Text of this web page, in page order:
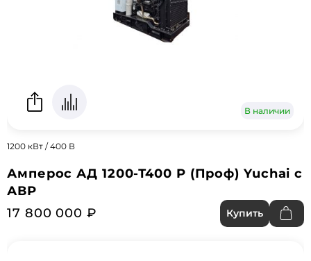
В наличии
1200 кВт / 400 В
Амперос АД 1200-Т400 P (Проф) Yuchai с
АВР
17 800 000 ₽
Купить